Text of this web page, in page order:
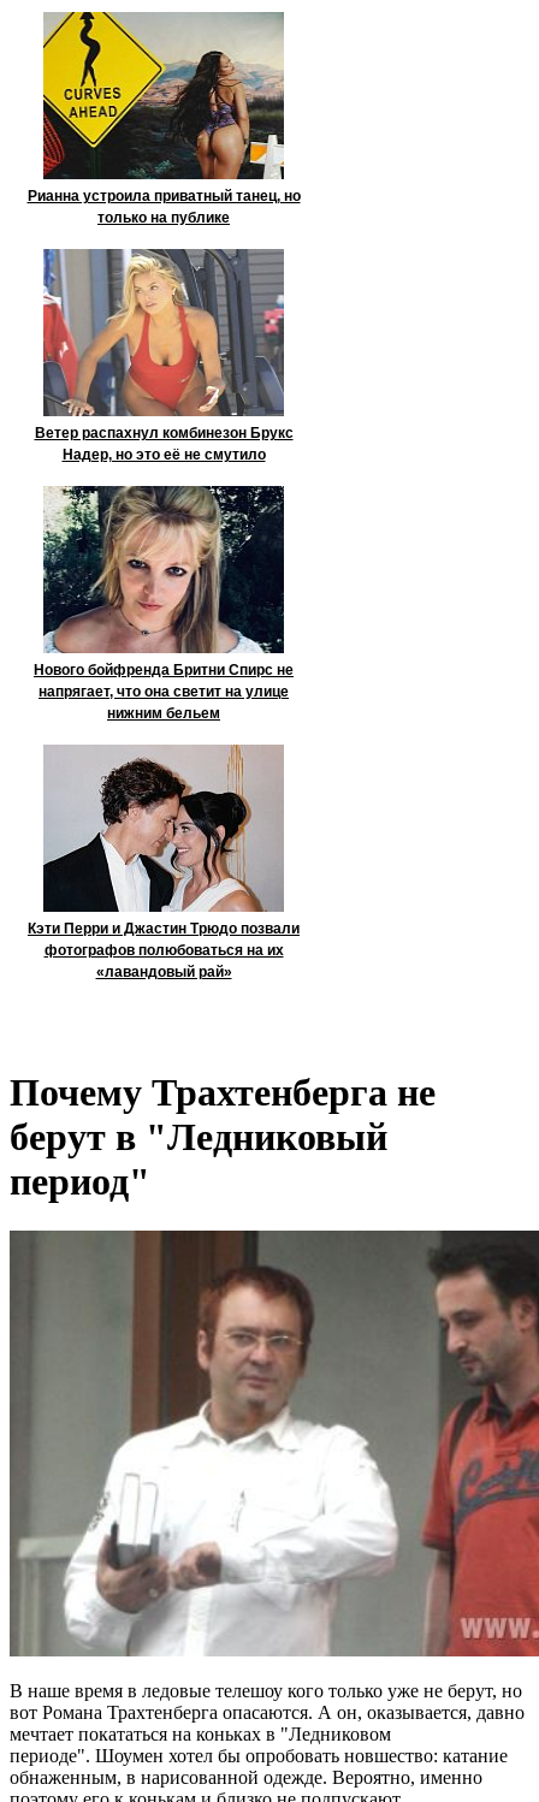
Рианна устроила приватный танец, но
только на публике
Ветер распахнул комбинезон Брукс
Надер, но это её не смутило
Нового бойфренда Бритни Спирс не
напрягает, что она светит на улице
нижним бельем
Кэти Перри и Джастин Трюдо позвали
фотографов полюбоваться на их
«лавандовый рай»
Почему Трахтенберга не
берут в "Ледниковый
период"
В наше время в ледовые телешоу кого только уже не берут, но
вот Романа Трахтенберга опасаются. А он, оказывается, давно
мечтает покататься на коньках в "Ледниковом
периоде". Шоумен хотел бы опробовать новшество: катание
обнаженным, в нарисованной одежде. Вероятно, именно